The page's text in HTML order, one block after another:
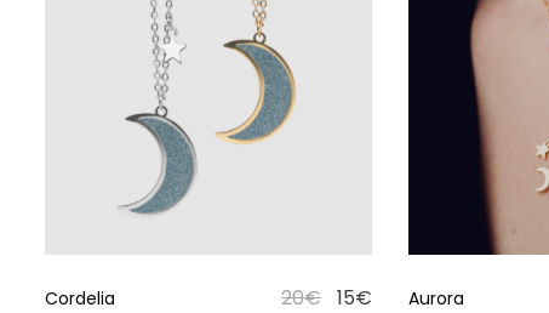
Cordelia 20€ 15€ Aurora